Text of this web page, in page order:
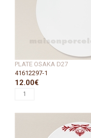
PLATE OSAKA D27
41612297-1
12.00€